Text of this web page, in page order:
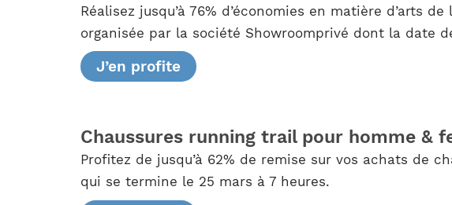
Réalisez jusqu’à 76% d’économies en matière
organisée par la société Showroomprivé dont la date
J’en profite
Chaussures running trail pour homme &
Profitez de jusqu’à 62% de remise sur vos achats de
qui se termine le 25 mars à 7 heures.